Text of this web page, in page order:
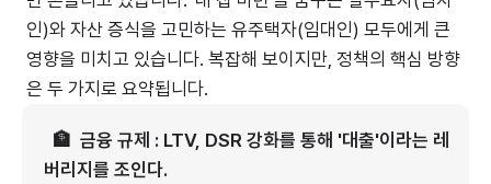
인)와 자산 증식을 고민하는 유주택자(임대인) 모두에게 큰
영향을 미치고 있습니다. 복잡해 보이지만, 정책의 핵심 방향
은 두 가지로 요약됩니다.
🏦 금융 규제 : LTV, DSR 강화를 통해 '대출'이라는 레
버리지를 조인다.